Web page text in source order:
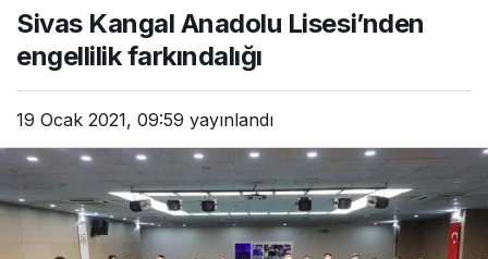
Sivas Kangal Anadolu Lisesi’nden
engellilik farkındalığı
19 Ocak 2021, 09:59 yayınlandı